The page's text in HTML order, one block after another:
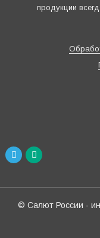
продукции
© Салют России -